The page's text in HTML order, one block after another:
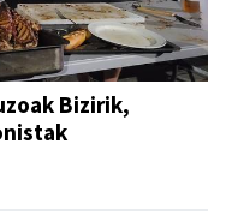
Bizirik,